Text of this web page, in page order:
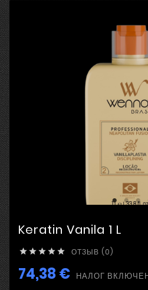
Keratin Vanila 1 L
     ОТЗЫВ (0)
74,38 € НАЛОГ